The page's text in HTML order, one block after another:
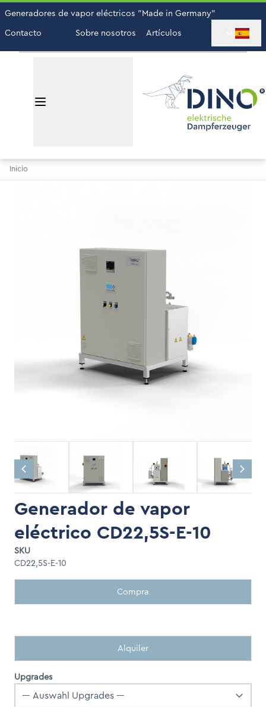
Generadores de vapor eléctricos "Made in Germany"
Contacto
Sobre nosotros Artículos
Inicio
Generador de vapor
eléctrico CD22,5S-E-10
SKU
CD22,5S-E-10
Compra
Alquiler
Upgrades